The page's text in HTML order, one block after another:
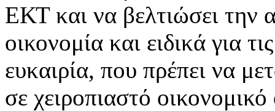
ΕΚΤ και να βελτιώσει την
οικονομία και ειδικά για
ευκαιρία, που πρέπει να
σε χειροπιαστό